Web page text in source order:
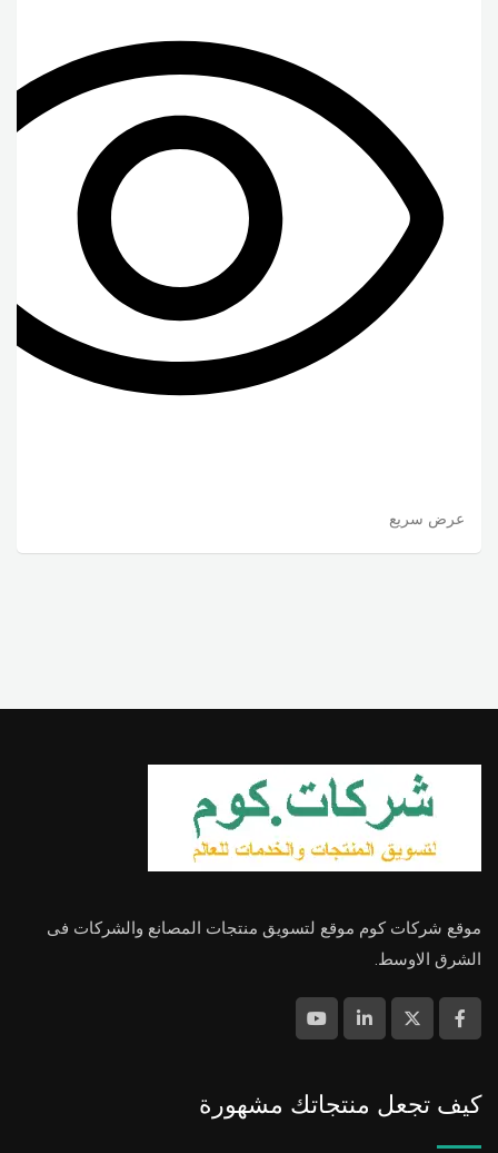
عرض سريع
موقع شركات كوم موقع لتسويق منتجات المصانع والشركات فى
الشرق الاوسط.
كيف تجعل منتجاتك مشهورة